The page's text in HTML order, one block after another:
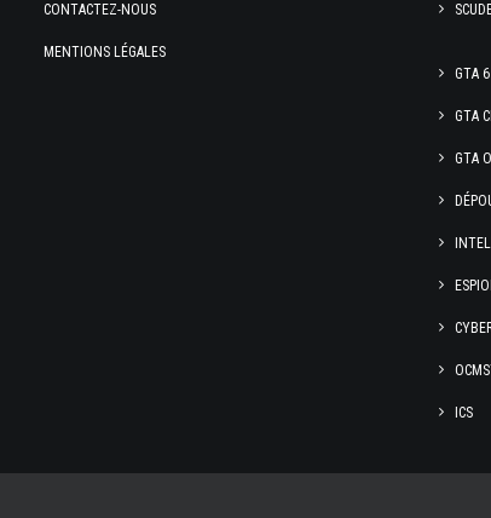
CONTACTEZ-NOUS
MENTIONS LÉGALES
GTA 6
GTA
GTA
ICS